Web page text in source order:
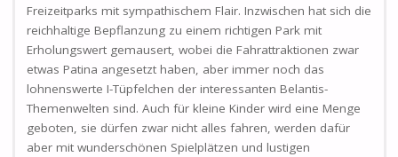
Freizeitparks mit sympathischem Flair. Inzwischen hat sich die
reichhaltige Bepflanzung zu einem richtigen Park mit
Erholungswert gemausert, wobei die Fahrattraktionen zwar
etwas Patina angesetzt haben, aber immer noch das
lohnenswerte I-Tüpfelchen der interessanten Belantis-
Themenwelten sind. Auch für kleine Kinder wird eine Menge
geboten, sie dürfen zwar nicht alles fahren, werden dafür
aber mit wunderschönen Spielplätzen und lustigen